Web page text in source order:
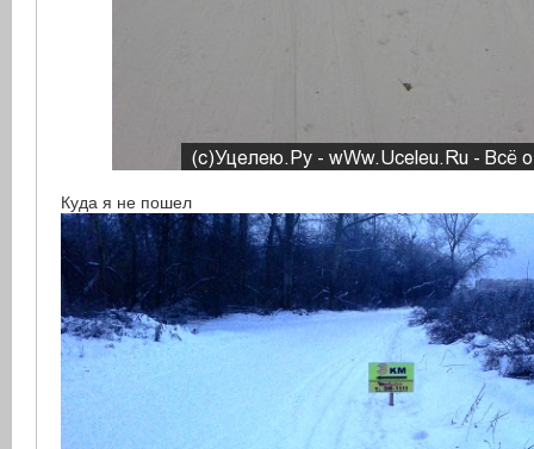
Куда я не пошел